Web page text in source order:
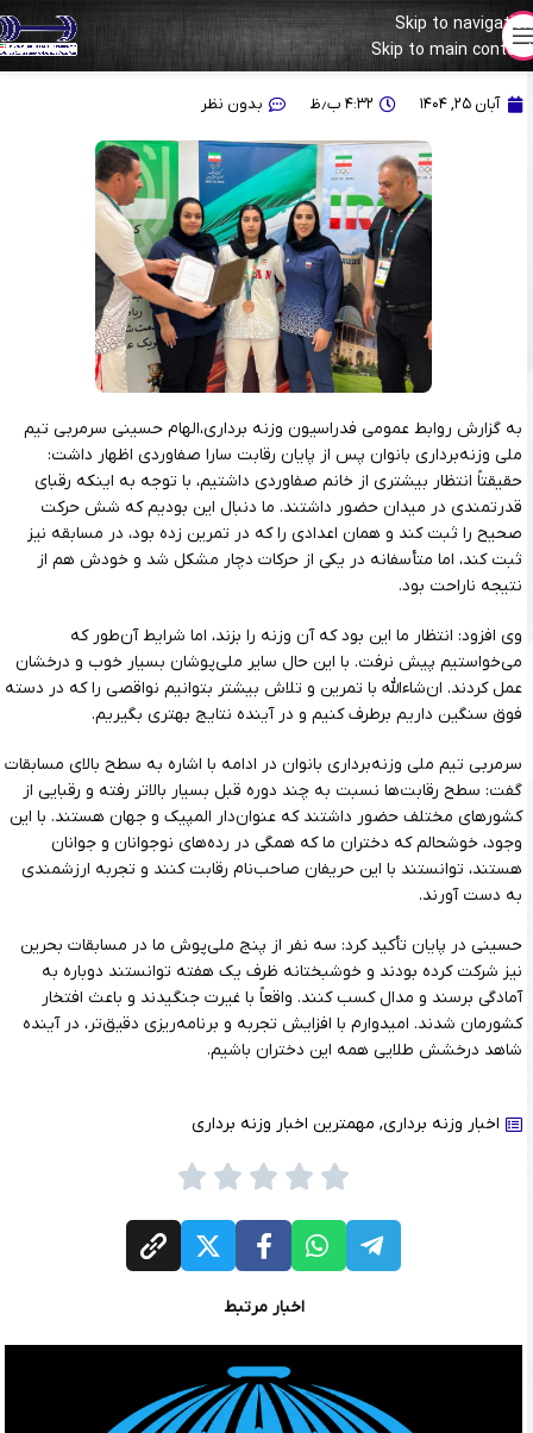
Skip to navigation
Skip to main content
الهام حسینی: صفاوردی می‌توانست عملکرد بهتری داشته باشد
آبان ۲۵, ۱۴۰۴ ۴:۳۲ ب٫ظ بدون نظر
به گزارش روابط عمومی فدراسیون وزنه برداری،الهام حسینی سرمربی تیم
ملی وزنه‌برداری بانوان پس از پایان رقابت سارا صفاوردی اظهار داشت:
حقیقتاً انتظار بیشتری از خانم صفاوردی داشتیم، با توجه به اینکه رقبای
قدرتمندی در میدان حضور داشتند. ما دنبال این بودیم که شش حرکت
صحیح را ثبت کند و همان اعدادی را که در تمرین زده بود، در مسابقه نیز
ثبت کند، اما متأسفانه در یکی از حرکات دچار مشکل شد و خودش هم از
نتیجه ناراحت بود.
وی افزود: انتظار ما این بود که آن وزنه را بزند، اما شرایط آن‌طور که
می‌خواستیم پیش نرفت. با این حال سایر ملی‌پوشان بسیار خوب و درخشان
عمل کردند. ان‌شاءالله با تمرین و تلاش بیشتر بتوانیم نواقصی را که در دسته
فوق سنگین داریم برطرف کنیم و در آینده نتایج بهتری بگیریم.
سرمربی تیم ملی وزنه‌برداری بانوان در ادامه با اشاره به سطح بالای مسابقات
گفت: سطح رقابت‌ها نسبت به چند دوره قبل بسیار بالاتر رفته و رقبایی از
کشورهای مختلف حضور داشتند که عنوان‌دار المپیک و جهان هستند. با این
وجود، خوشحالم که دختران ما که همگی در رده‌های نوجوانان و جوانان
هستند، توانستند با این حریفان صاحب‌نام رقابت کنند و تجربه ارزشمندی
به دست آورند.
حسینی در پایان تأکید کرد: سه نفر از پنج ملی‌پوش ما در مسابقات بحرین
نیز شرکت کرده بودند و خوشبختانه ظرف یک هفته توانستند دوباره به
آمادگی برسند و مدال کسب کنند. واقعاً با غیرت جنگیدند و باعث افتخار
کشورمان شدند. امیدوارم با افزایش تجربه و برنامه‌ریزی دقیق‌تر، در آینده
شاهد درخشش طلایی همه این دختران باشیم.
اخبار وزنه برداری, مهمترین اخبار وزنه برداری
اخبار مرتبط